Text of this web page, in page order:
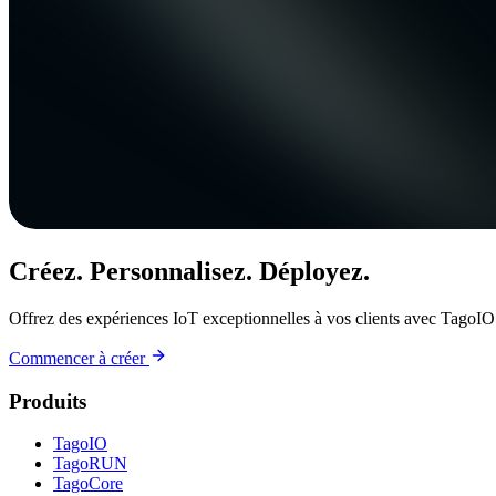
Créez. Personnalisez. Déployez.
Offrez des expériences IoT exceptionnelles à vos clients avec
Commencer à créer
Produits
TagoIO
TagoRUN
TagoCore